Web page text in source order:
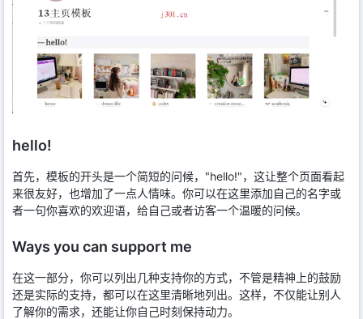
hello!
首先，模板的开头是一个简短的问候，"hello!"，这让整个页面看起
来很友好，也增加了一点人情味。你可以在这里添加自己的名字或
者一句你喜欢的欢迎语，给自己或者访客一个温暖的问候。
Ways you can support me
在这一部分，你可以列出几种支持你的方式，不管是精神上的鼓励
还是实际的支持，都可以在这里清晰地列出。这样，不仅能让别人
了解你的需求，还能让你自己时刻保持动力。